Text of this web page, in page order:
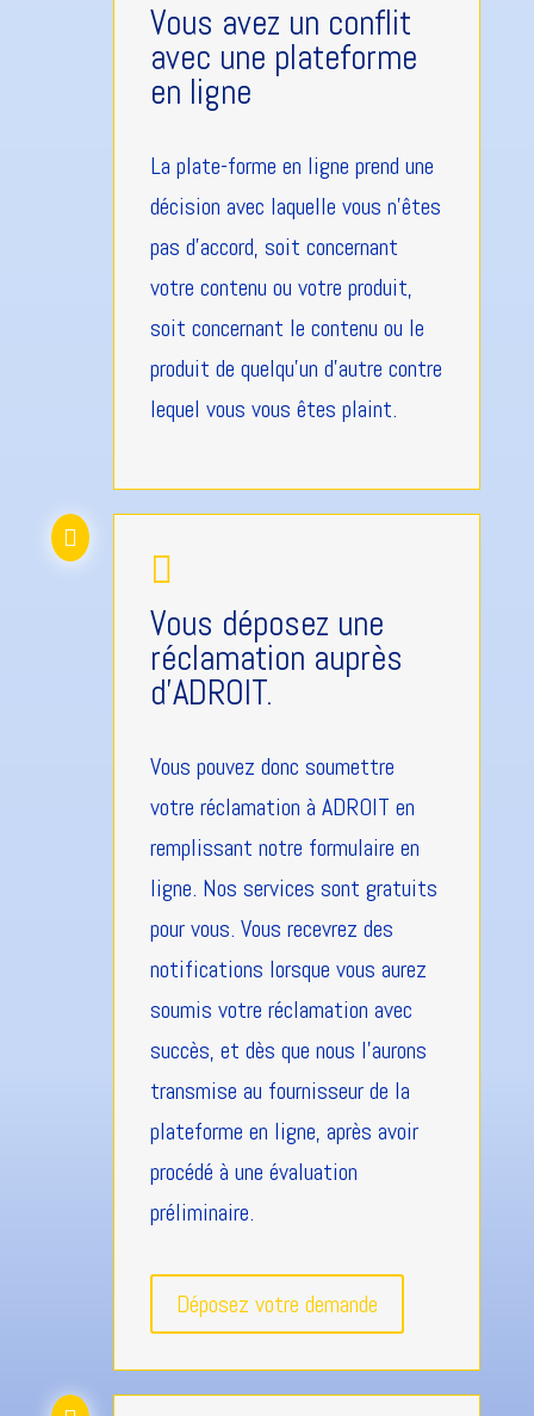
Vous avez un conflit
avec une plateforme
en ligne
La plate-forme en ligne prend une
décision avec laquelle vous n'êtes
pas d'accord, soit concernant
votre contenu ou votre produit,
soit concernant le contenu ou le
produit de quelqu'un d'autre contre
lequel vous vous êtes plaint.

Vous déposez une
réclamation auprès
d'ADROIT.
Vous pouvez donc soumettre
votre réclamation à ADROIT en
remplissant notre formulaire en
ligne. Nos services sont gratuits
pour vous. Vous recevrez des
notifications lorsque vous aurez
soumis votre réclamation avec
succès, et dès que nous l'aurons
transmise au fournisseur de la
plateforme en ligne, après avoir
procédé à une évaluation
préliminaire.
Déposez votre demande
